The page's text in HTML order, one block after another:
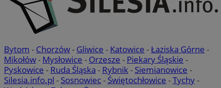
Bytom - Chorzów- Gliwice - Katowice -Łaziska Górne -
Mikołów- Mysłowice - Orzesze - Piekary Śląskie -
Pyskowice - Ruda Śląska - Rybnik- Siemianowice -
Silesia.info.pl - Sosnowiec- Świętochłowice -Tychy-